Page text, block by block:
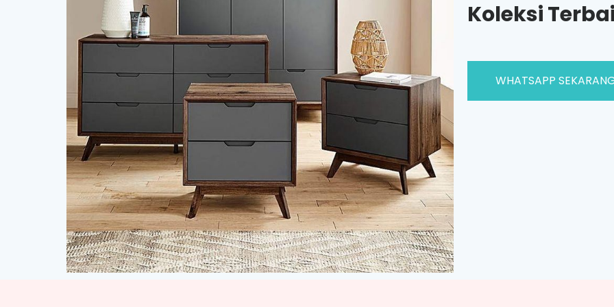
Koleksi
WHATSAPP